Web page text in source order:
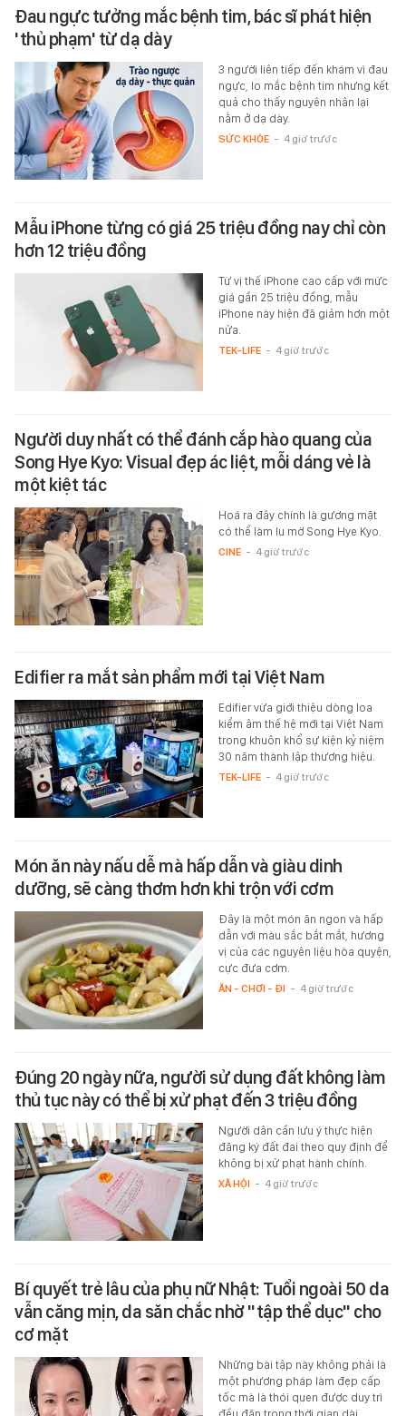
Đau ngực tưởng mắc bệnh tim, bác sĩ phát hiện
'thủ phạm' từ dạ dày
3 người liên tiếp đến khám vì đau
ngực, lo mắc bệnh tim nhưng kết
quả cho thấy nguyên nhân lại
nằm ở dạ dày.
SỨC KHỎE - 4 giờ trước
Mẫu iPhone từng có giá 25 triệu đồng nay chỉ còn
hơn 12 triệu đồng
Từ vị thế iPhone cao cấp với mức
giá gần 25 triệu đồng, mẫu
iPhone này hiện đã giảm hơn một
nửa.
TEK-LIFE - 4 giờ trước
Người duy nhất có thể đánh cắp hào quang của
Song Hye Kyo: Visual đẹp ác liệt, mỗi dáng vẻ là
một kiệt tác
Hoá ra đây chính là gương mặt
có thể làm lu mờ Song Hye Kyo.
CINE - 4 giờ trước
Edifier ra mắt sản phẩm mới tại Việt Nam
Edifier vừa giới thiệu dòng loa
kiểm âm thế hệ mới tại Việt Nam
trong khuôn khổ sự kiện kỷ niệm
30 năm thành lập thương hiệu.
TEK-LIFE - 4 giờ trước
Món ăn này nấu dễ mà hấp dẫn và giàu dinh
dưỡng, sẽ càng thơm hơn khi trộn với cơm
Đây là một món ăn ngon và hấp
dẫn với màu sắc bắt mắt, hương
vị của các nguyên liệu hòa quyện,
cực đưa cơm.
ĂN - CHƠI - ĐI - 4 giờ trước
Đúng 20 ngày nữa, người sử dụng đất không làm
thủ tục này có thể bị xử phạt đến 3 triệu đồng
Người dân cần lưu ý thực hiện
đăng ký đất đai theo quy định để
không bị xử phạt hành chính.
XÃ HỘI - 4 giờ trước
Bí quyết trẻ lâu của phụ nữ Nhật: Tuổi ngoài 50 da
vẫn căng mịn, da săn chắc nhờ "tập thể dục" cho
cơ mặt
Những bài tập này không phải là
một phương pháp làm đẹp cấp
tốc mà là thói quen được duy trì